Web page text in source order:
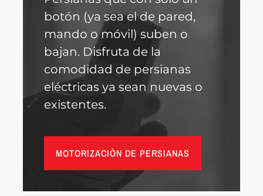
botón (ya sea el de pared,
mando o móvil) suben o
bajan. Disfruta de la
comodidad de persianas
eléctricas ya sean nuevas o
existentes.
MOTORIZACIÓN DE PERSIANAS